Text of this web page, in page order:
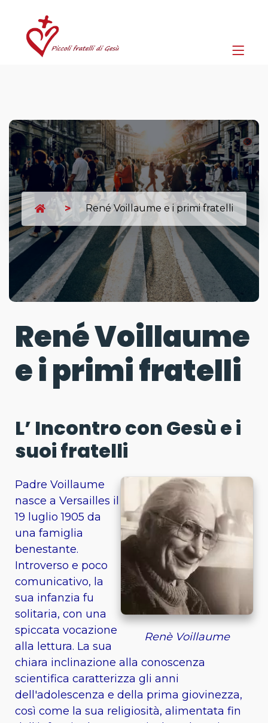
René Voillaume e i primi fratelli
René Voillaume
e i primi fratelli
L’ Incontro con Gesù e i
suoi fratelli
Renè Voillaume
Padre Voillaume
nasce a Versailles il
19 luglio 1905 da
una famiglia
benestante.
Introverso e poco
comunicativo, la
sua infanzia fu
solitaria, con una
spiccata vocazione
alla lettura. La sua
chiara inclinazione alla conoscenza
scientifica caratterizza gli anni
dell'adolescenza e della prima giovinezza,
così come la sua religiosità, alimentata fin